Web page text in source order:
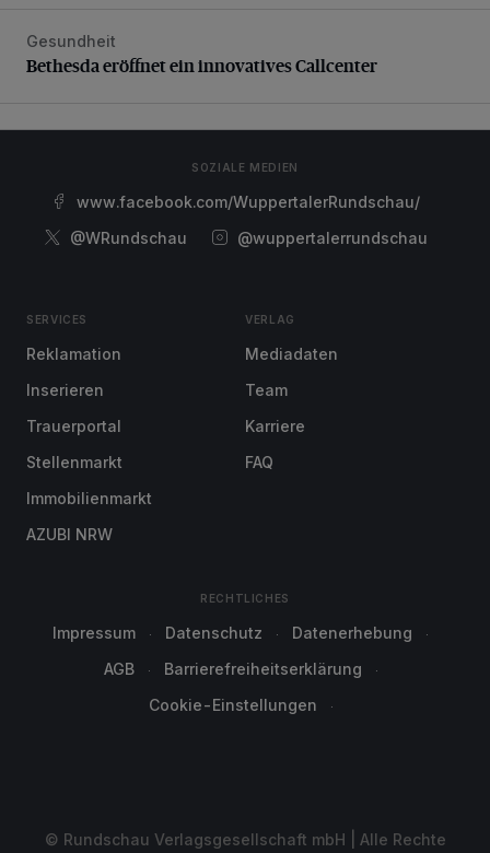
Bethesda eröffnet ein innovatives Callcenter
Gesundheit
Bethesda eröffnet ein innovatives Callcenter
SOZIALE MEDIEN
www.facebook.com/WuppertalerRundschau/
@WRundschau
@wuppertalerrundschau
SERVICES
Reklamation
Inserieren
Trauerportal
Stellenmarkt
Immobilienmarkt
AZUBI NRW
VERLAG
Mediadaten
Team
Karriere
FAQ
RECHTLICHES
Impressum Datenschutz
Datenerhebung
AGB
Barrierefreiheitserklärung
Cookie-Einstellungen
© Rundschau Verlagsgesellschaft mbH | Alle Rechte